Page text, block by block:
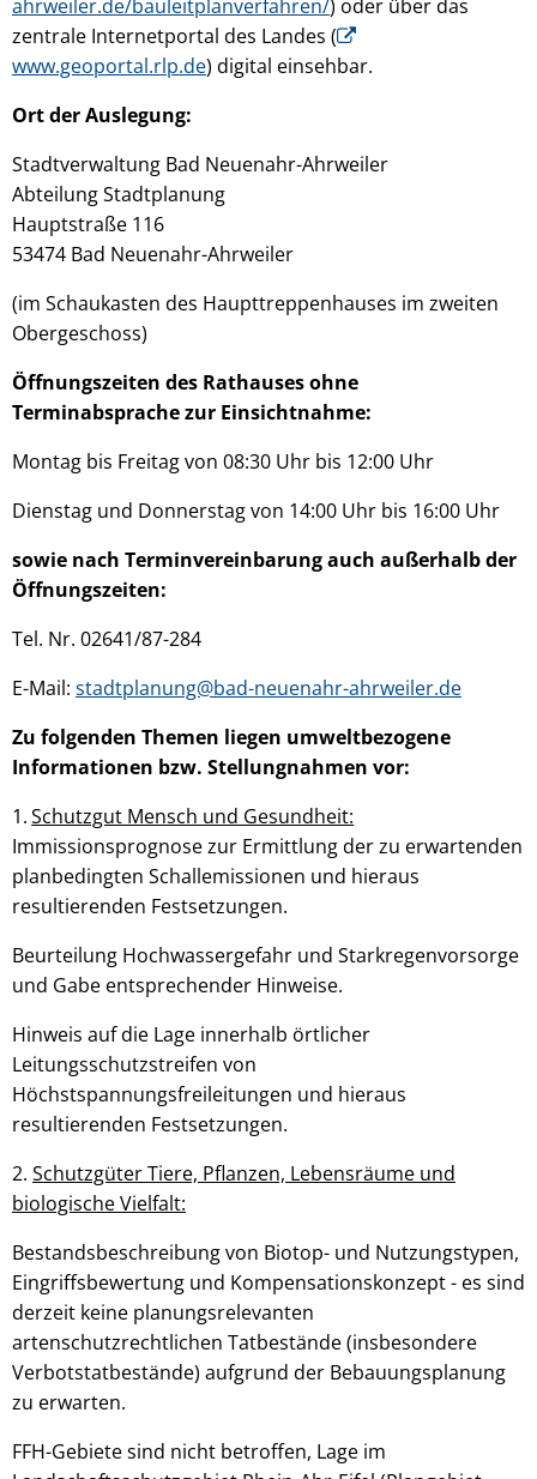
ahrweiler.de/bauleitplanverfahren/) oder über das
zentrale Internetportal des Landes (
www.geoportal.rlp.de) digital einsehbar.
Ort der Auslegung:
Stadtverwaltung Bad Neuenahr-Ahrweiler
Abteilung Stadtplanung
Hauptstraße 116
53474 Bad Neuenahr-Ahrweiler
(im Schaukasten des Haupttreppenhauses im zweiten
Obergeschoss)
Öffnungszeiten des Rathauses ohne
Terminabsprache zur Einsichtnahme:
Montag bis Freitag von 08:30 Uhr bis 12:00 Uhr
Dienstag und Donnerstag von 14:00 Uhr bis 16:00 Uhr
sowie nach Terminvereinbarung auch außerhalb der
Öffnungszeiten:
Tel. Nr. 02641/87-284
E-Mail: stadtplanung@bad-neuenahr-ahrweiler.de
Zu folgenden Themen liegen umweltbezogene
Informationen bzw. Stellungnahmen vor:
Schutzgut Mensch und Gesundheit:
Immissionsprognose zur Ermittlung der zu erwartenden
planbedingten Schallemissionen und hieraus
resultierenden Festsetzungen.
Beurteilung Hochwassergefahr und Starkregenvorsorge
und Gabe entsprechender Hinweise.
Hinweis auf die Lage innerhalb örtlicher
Leitungsschutzstreifen von
Höchstspannungsfreileitungen und hieraus
resultierenden Festsetzungen.
2. Schutzgüter Tiere, Pflanzen, Lebensräume und
biologische Vielfalt:
Bestandsbeschreibung von Biotop- und Nutzungstypen,
Eingriffsbewertung und Kompensationskonzept - es sind
derzeit keine planungsrelevanten
artenschutzrechtlichen Tatbestände (insbesondere
Verbotstatbestände) aufgrund der Bebauungsplanung
zu erwarten.
FFH-Gebiete sind nicht betroffen, Lage im